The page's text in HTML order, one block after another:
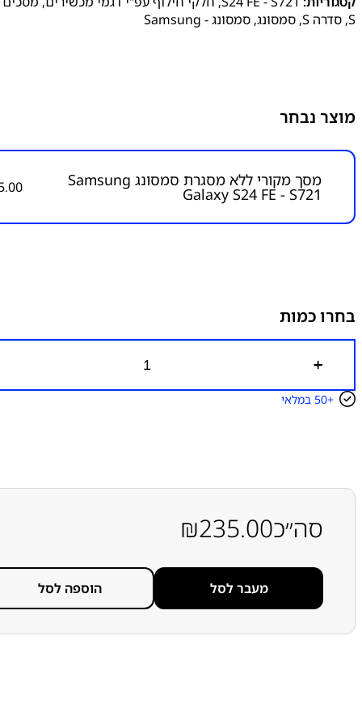
S
, סדרה S , סמסונג, סמסונג - Samsung
מוצר נבחר
מסך מקורי ללא מסגרת סמסונג Samsung
Galaxy S24 FE - S721
בחרו כמות
ו
ת
מ
ג
50+ במלאי
סה״כ ₪235.00
מעבר לסל הוספה לסל